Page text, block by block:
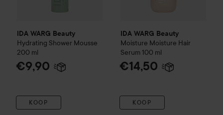
IDA WARG Beauty
Hydrating Shower Mousse
200 ml
€9,90
KOOP
IDA WARG Beauty
Moisture Moisture Hair
Serum 100 ml
€14,50
KOOP